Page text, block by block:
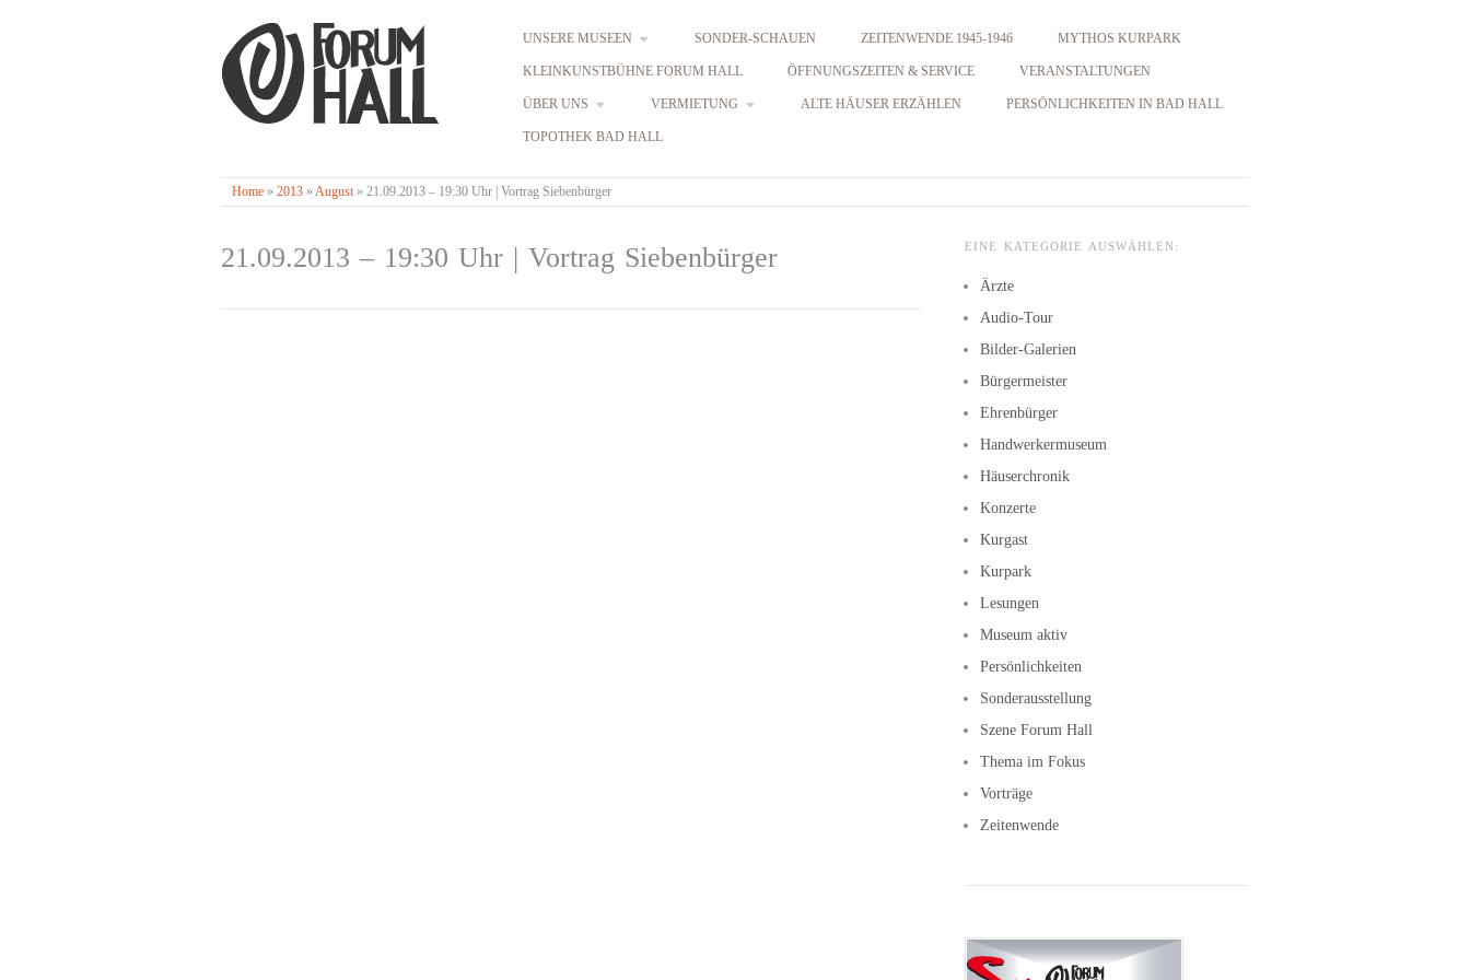
UNSERE MUSEEN SONDER-SCHAUEN ZEITENWENDE 1945-1946 MYTHOS KURPARK
KLEINKUNSTBÜHNE FORUM HALL ÖFFNUNGSZEITEN & SERVICE VERANSTALTUNGEN
ÜBER UNS VERMIETUNG ALTE HÄUSER ERZÄHLEN PERSÖNLICHKEITEN IN BAD HALL
TOPOTHEK BAD HALL
Home » 2013 »August » 21.09.2013 – 19:30 Uhr | Vortrag Siebenbürger
21.09.2013 – 19:30 Uhr | Vortrag Siebenbürger EINE KATEGORIE AUSWÄHLEN:
Ärzte
Audio-Tour
Bilder-Galerien
Bürgermeister
Ehrenbürger
Handwerkermuseum
Häuserchronik
Konzerte
Kurgast
Kurpark
Lesungen
Museum aktiv
Persönlichkeiten
Sonderausstellung
Szene Forum Hall
Thema im Fokus
Vorträge
Zeitenwende